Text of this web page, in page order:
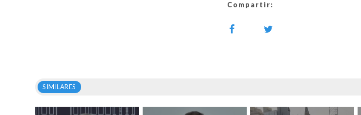
Compartir:
SIMILARES